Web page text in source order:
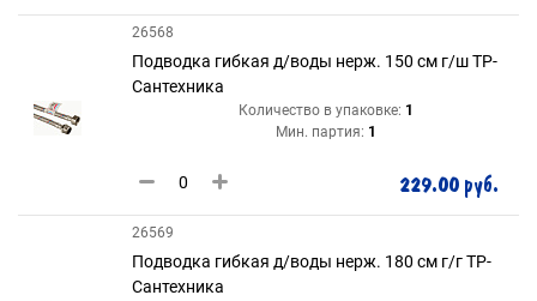
26568
Подводка гибкая д/воды нерж. 150 см г/ш ТР-
Сантехника
Количество в упаковке: 1
Мин. партия: 1
229.00 руб.
26569
Подводка гибкая д/воды нерж. 180 см г/г ТР-
Сантехника